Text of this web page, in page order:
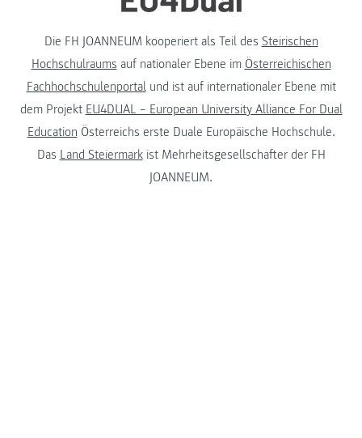
Die FH JOANNEUM kooperiert als Teil des Steirischen
Hochschulraums auf nationaler Ebene im Österreichischen
Fachhochschulenportalund ist auf internationaler Ebene mit
dem Projekt EU4DUAL – European University Alliance For Dual
Education Österreichs erste Duale Europäische Hochschule.
Das Land Steiermarkist Mehrheitsgesellschafter der FH
JOANNEUM.